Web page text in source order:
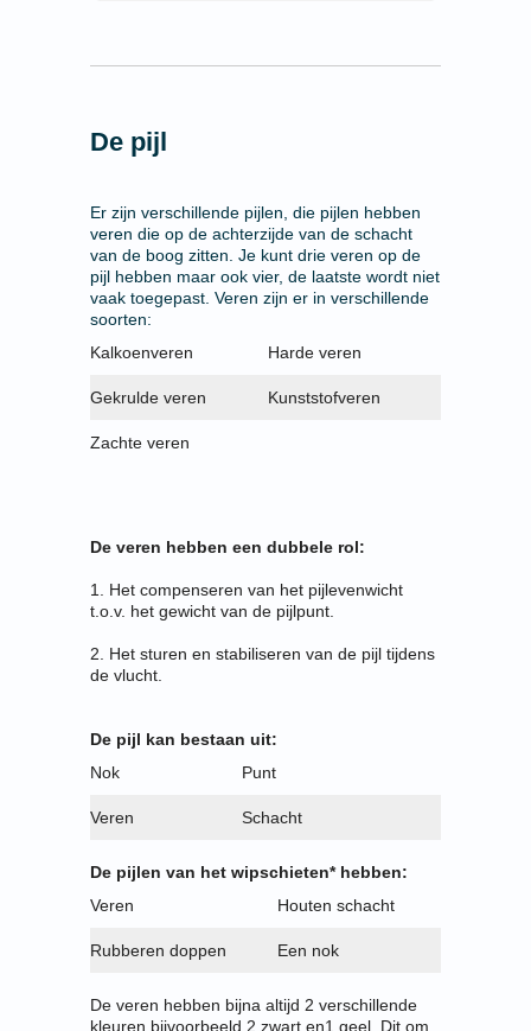
De pijl
Er zijn verschillende pijlen, die pijlen hebben
veren die op de achterzijde van de schacht
van de boog zitten. Je kunt drie veren op de
pijl hebben maar ook vier, de laatste wordt niet
vaak toegepast. Veren zijn er in verschillende
soorten:
Kalkoenveren
Harde veren
Gekrulde veren Kunststofveren
Zachte veren
De veren hebben een dubbele rol:
1. Het compenseren van het pijlevenwicht
t.o.v. het gewicht van de pijlpunt.
2. Het sturen en stabiliseren van de pijl tijdens
de vlucht.
De pijl kan bestaan uit:
Nok
Punt
Veren Schacht
De pijlen van het wipschieten* hebben:
Veren
Houten schacht
Rubberen doppen Een nok
De veren hebben bijna altijd 2 verschillende
kleuren bijvoorbeeld 2 zwart en1 geel. Dit om